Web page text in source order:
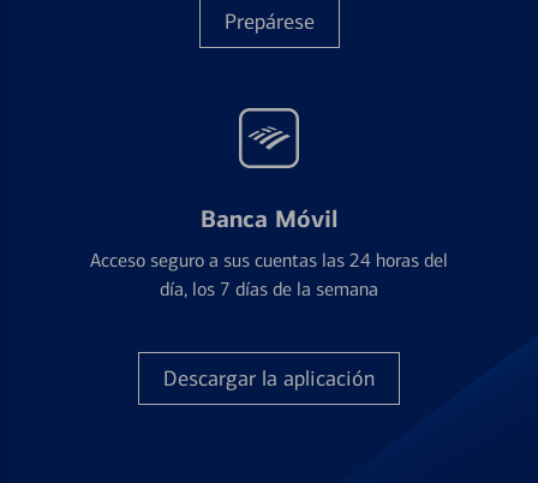
Prepárese
Banca Móvil
Acceso seguro a sus cuentas las 24 horas del
día, los 7 días de la semana
Descargar la aplicación